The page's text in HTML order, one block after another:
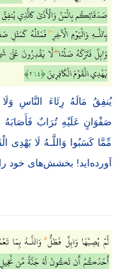
یُنفِقُ مَالَهُ رِئَاءَ النَّاسِ
صَفْوَانٍ عَلَیْهِ تُرَابٌ
آورده‌اید! بخشش‌های خود